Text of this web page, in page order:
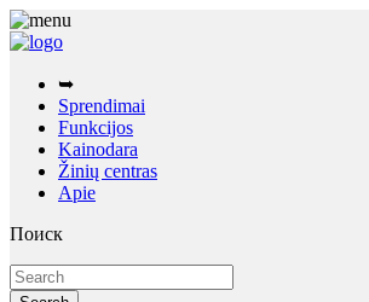
➥
Sprendimai
Funkcijos
Kainodara
Žinių centras
Apie
Поиск